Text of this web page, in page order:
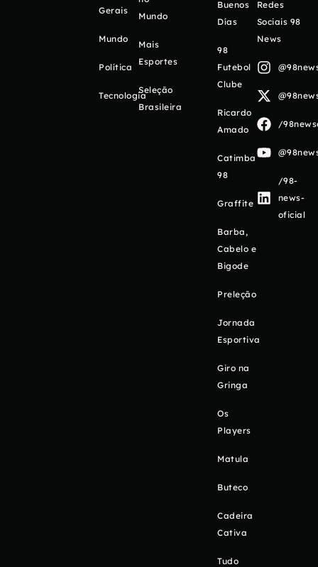
Gerais
Mundo
Política
Tecnologia
Mundo
Mais
Esportes
Seleção
Brasileira
Buenos
Días
98
Futebol
Clube
Ricardo
Amado
Catimba
98
Graffite
Barba,
Cabelo e
Bigode
Preleção
Jornada
Esportiva
Giro na
Gringa
Os
Players
Matula
Buteco
Cadeira
Cativa
Tudo
Redes
Sociais 98
News
/
/98-
news-
oficial